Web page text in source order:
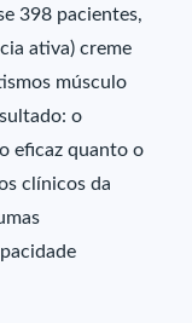
398 pacientes,
ativa) creme
músculo
o
eficaz quanto o
clínicos da